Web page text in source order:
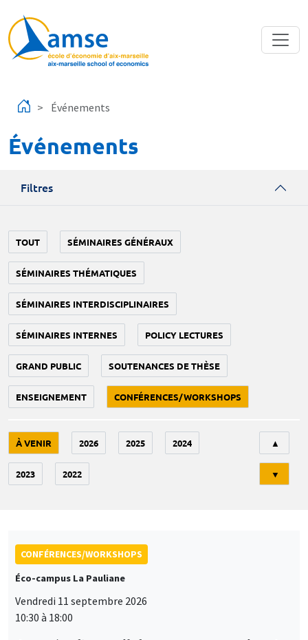
Événements
Événements
Filtres
TOUT SÉMINAIRES GÉNÉRAUX
SÉMINAIRES THÉMATIQUES
SÉMINAIRES INTERDISCIPLINAIRES
SÉMINAIRES INTERNES POLICY LECTURES
GRAND PUBLIC SOUTENANCES DE THÈSE
ENSEIGNEMENT CONFÉRENCES/WORKSHOPS
À VENIR 2026 2025 2024
2023 2022
▲
▼
CONFÉRENCES/WORKSHOPS
Éco-campus La Pauliane
Vendredi 11 septembre 2026
10:30 à 18:00